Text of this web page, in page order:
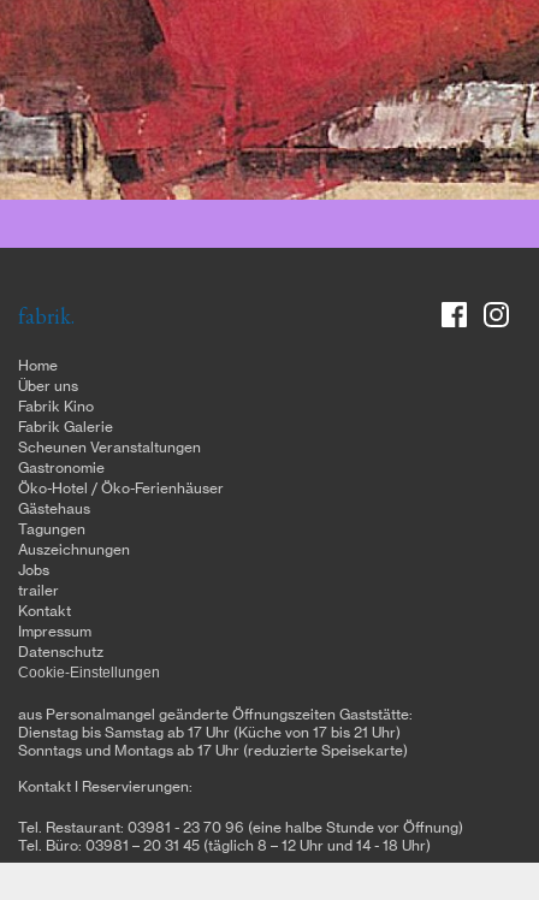
fabrik.
Home
Über uns
Fabrik Kino
Fabrik Galerie
Scheunen Veranstaltungen
Gastronomie
Öko-Hotel / Öko-Ferienhäuser
Gästehaus
Tagungen
Auszeichnungen
Jobs
trailer
Kontakt
Impressum
Datenschutz
Cookie-Einstellungen
aus Personalmangel geänderte Öffnungszeiten Gaststätte:
Dienstag bis Samstag ab 17 Uhr (Küche von 17 bis 21 Uhr)
Sonntags und Montags ab 17 Uhr (reduzierte Speisekarte)
Kontakt I Reservierungen:
Tel. Restaurant: 03981 - 23 70 96 (eine halbe Stunde vor Öffnung)
Tel. Büro: 03981 – 20 31 45 (täglich 8 – 12 Uhr und 14 - 18 Uhr)